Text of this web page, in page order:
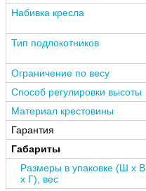
Набивка кресла
Тип подлокотников
Ограничение по весу
Способ регулировки высоты
Материал крестовины
Гарантия
Габариты
Размеры в упаковке (Ш x В
x Г), вес